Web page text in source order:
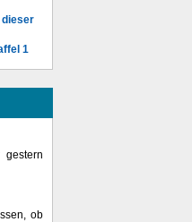
dieser
1
ob